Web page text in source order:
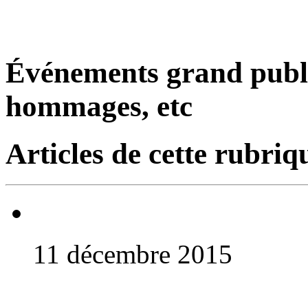
Événements grand
hommages, etc
Articles de cette
11 décembre 2015